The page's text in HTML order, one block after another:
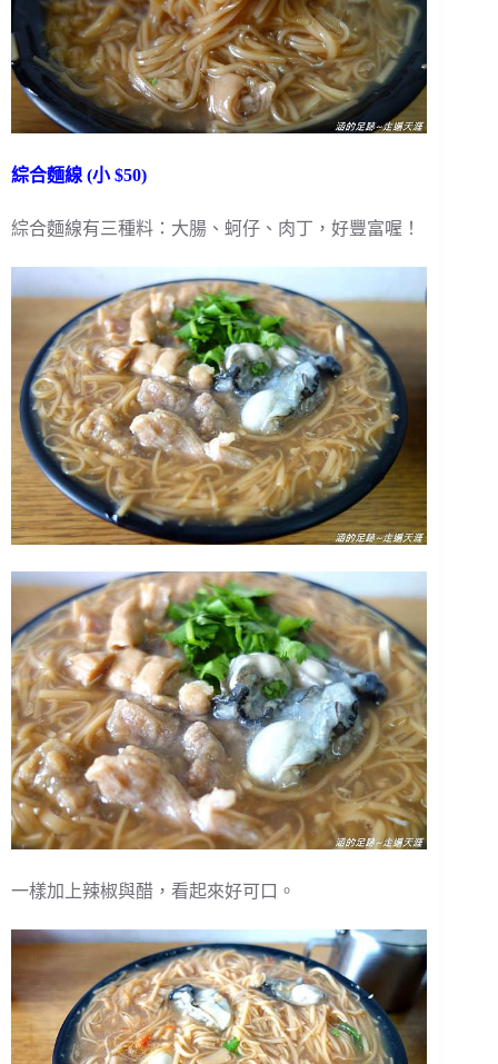
綜合麵線 (小 $50)
綜合麵線有三種料：大腸、蚵仔、肉丁，好豐富喔！
一樣加上辣椒與醋，看起來好可口。